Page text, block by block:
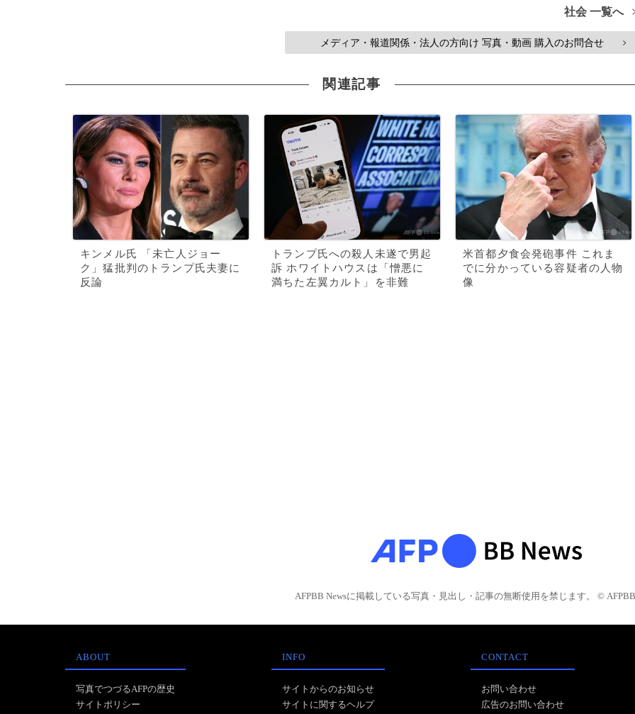
社会 一覧へ
メディア・報道関係・法人の方向け 写真・動画 購入のお問合せ >
関連記事
キンメル氏 「未亡人ジョー
ク」猛批判のトランプ氏夫妻に
反論
トランプ氏への殺人未遂で男起
訴 ホワイトハウスは「憎悪に
満ちた左翼カルト」を非難
米首都夕食会発砲事件 これま
でに分かっている容疑者の人物
像
AFPBB Newsに掲載している写真・見出し・記事の無断使用を禁じます。 © AFPBB
ABOUT
写真でつづるAFPの歴史
サイトポリシー
INFO
サイトからのお知らせ
サイトに関するヘルプ
CONTACT
お問い合わせ
広告のお問い合わせ